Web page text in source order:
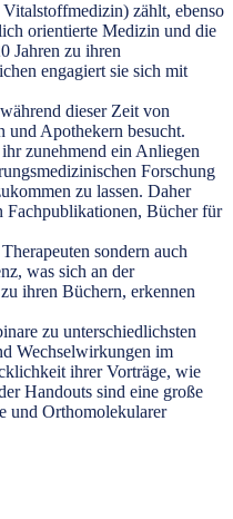
zählt, ebenso
orientierte Medizin und die
Jahren zu ihren
engagiert sie sich mit
dieser Zeit von
und Apothekern besucht.
zunehmend ein Anliegen
Forschung
zu lassen. Daher
Fachpublikationen, Bücher für
sondern auch
was sich an der
ihren Büchern, erkennen
zu unterschiedlichsten
Wechselwirkungen im
ihrer Vorträge, wie
Handouts sind eine große
und Orthomolekularer